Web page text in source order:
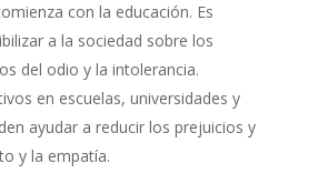
con la educación. Es
a la sociedad sobre los
del odio y la intolerancia.
en escuelas, universidades y
ayudar a reducir los prejuicios y
y la empatía.